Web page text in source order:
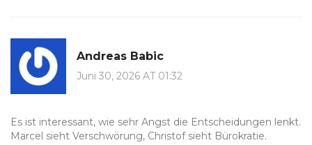
Andreas Babic
Juni 30, 2026 AT 01:32
Es ist interessant, wie sehr Angst die Entscheidungen lenkt.
Marcel sieht Verschwörung, Christof sieht Bürokratie.